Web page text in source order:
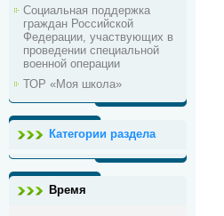
Социальная поддержка
граждан Российской
Федерации, участвующих в
проведении специальной
военной операции
ТОР «Моя школа»
Категории раздела
Время